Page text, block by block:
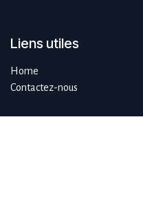
Liens utiles
Home
Contactez-nous